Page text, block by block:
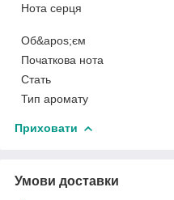
Нота серця
Об&apos;єм
Початкова нота
Стать
Тип аромату
Приховати
Умови доставки